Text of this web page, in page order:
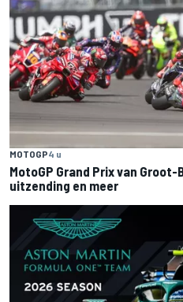
MOTOGP4 u
MotoGP Grand Prix van
uitzending en meer